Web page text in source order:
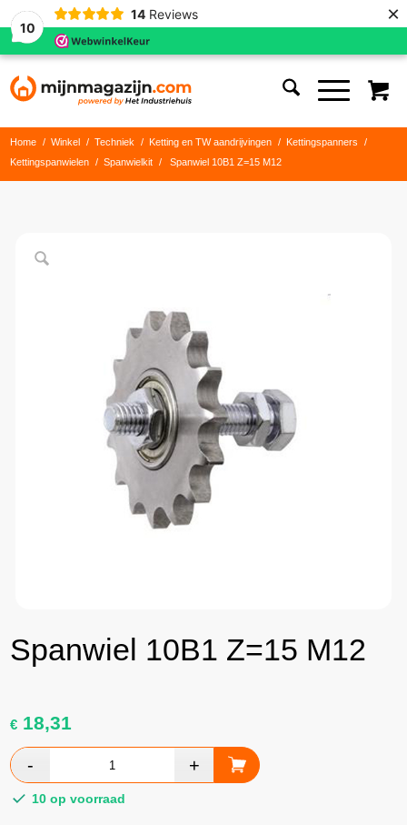
10
14 Reviews ×
Home / Winkel / Techniek / Ketting en TW aandrijvingen / Kettingspanners
/
Kettingspanwielen
/ Spanwielkit / Spanwiel 10B1 Z=15 M12
Spanwiel 10B1 Z=15 M12
€ 18,31
10 op voorraad